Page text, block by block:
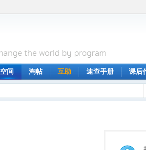
空间 淘帖 互助 速查手册 课后